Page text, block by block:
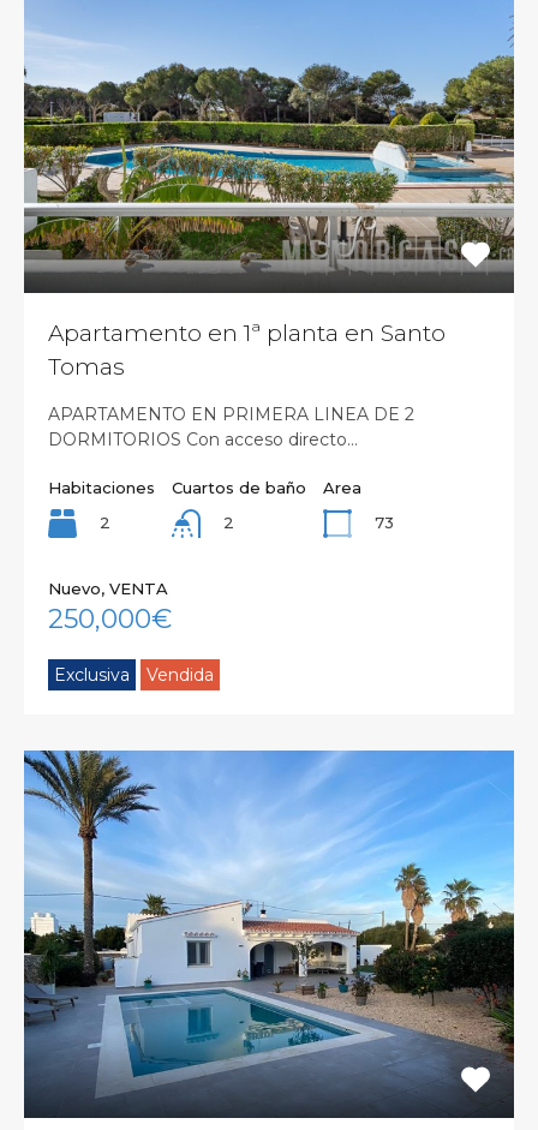
Apartamento en 1ª planta en Santo
Tomas
APARTAMENTO EN PRIMERA LINEA DE 2
DORMITORIOS Con acceso directo…
Habitaciones
2
Cuartos de baño
2
Area
73
Nuevo, VENTA
250,000€
Exclusiva Vendida